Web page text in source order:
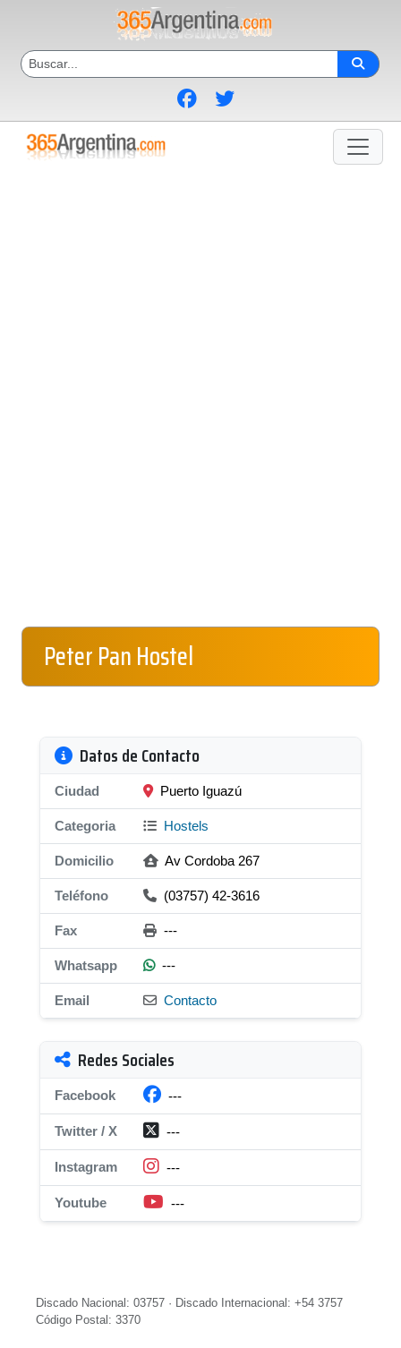
Peter Pan Hostel
Datos de Contacto
Ciudad Puerto Iguazú
Categoria Hostels
Domicilio Av Cordoba 267
Teléfono (03757) 42-3616
Fax ---
Whatsapp ---
Email Contacto
Redes Sociales
Facebook ---
Twitter / X ---
Instagram ---
Youtube ---
Discado Nacional: 03757 · Discado Internacional: +54 3757
Código Postal: 3370